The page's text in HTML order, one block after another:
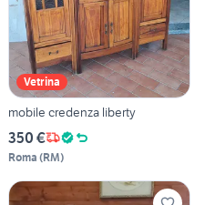
Vetrina
mobile credenza liberty
350 €
Roma (RM)